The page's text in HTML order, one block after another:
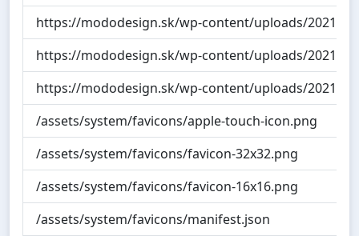
https://mododesign.sk/wp-content/uploads/2021/
https://mododesign.sk/wp-content/uploads/2021/
https://mododesign.sk/wp-content/uploads/2021/
/assets/system/favicons/apple-touch-icon.png
/assets/system/favicons/favicon-32x32.png
/assets/system/favicons/favicon-16x16.png
/assets/system/favicons/manifest.json